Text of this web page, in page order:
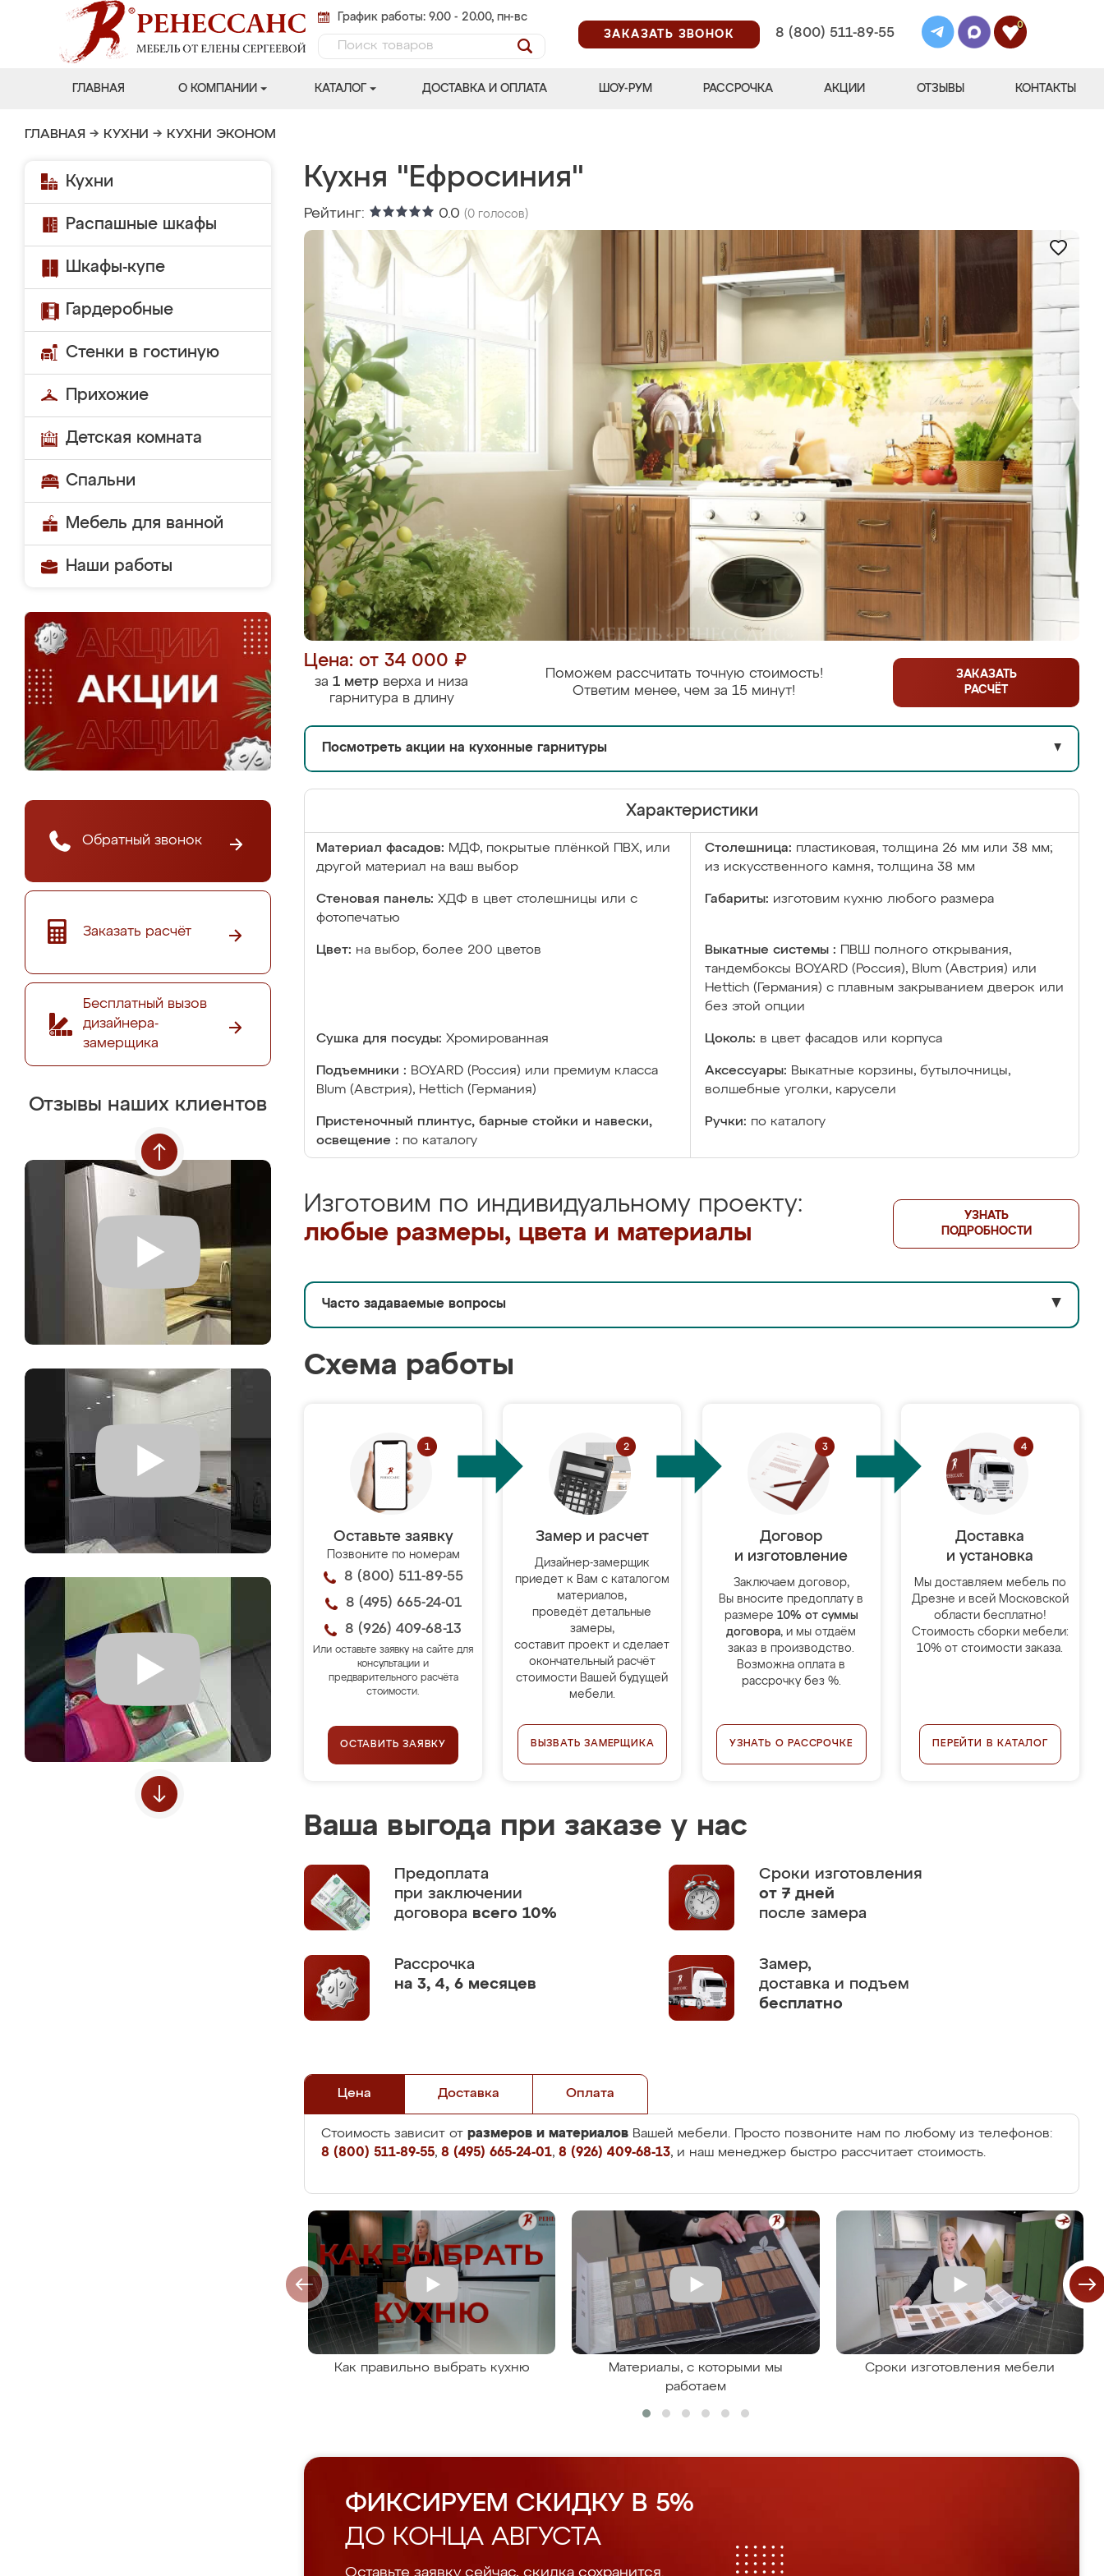
График работы: 9.00 - 20.00, пн-вс
ЗАКАЗАТЬ ЗВОНОК
8 (800) 511-89-55
0
ГЛАВНАЯ О КОМПАНИИ КАТАЛОГ ДОСТАВКА И ОПЛАТА ШОУ-РУМ РАССРОЧКА АКЦИИ ОТЗЫВЫ КОНТАКТЫ
ГЛАВНАЯ → КУХНИ → КУХНИ ЭКОНОМ
Кухни
Распашные шкафы
Шкафы-купе
Гардеробные
Стенки в гостиную
Прихожие
Детская комната
Спальни
Мебель для ванной
Наши работы
Обратный звонок
Заказать расчёт
Бесплатный вызов
дизайнера-
замерщика
Отзывы наших клиентов
Кухня "Ефросиния"
Рейтинг: 0.0 (0 голосов)
Цена: от 34 000 ₽
за 1 метр верха и низа
гарнитура в длину
Поможем рассчитать точную стоимость!
Ответим менее, чем за 15 минут!
ЗАКАЗАТЬ
РАСЧЁТ
Посмотреть акции на кухонные гарнитуры ▼
Характеристики
Материал фасадов: МДФ, покрытые плёнкой ПВХ, или
другой материал на ваш выбор
Столешница: пластиковая, толщина 26 мм или 38 мм;
из искусственного камня, толщина 38 мм
Стеновая панель: ХДФ в цвет столешницы или с
фотопечатью
Габариты: изготовим кухню любого размера
Цвет: на выбор, более 200 цветов Выкатные системы :
ПВШ полного открывания,
тандембоксы BOYARD (Россия), Blum (Австрия) или
Hettich (Германия) с плавным закрыванием дверок или
без этой опции
Сушка для посуды: Хромированная Цоколь: в цвет фасадов или корпуса
Подъемники : BOYARD (Россия) или премиум класса
Blum (Австрия), Hettich (Германия)
Аксессуары: Выкатные корзины, бутылочницы,
волшебные уголки, карусели
Пристеночный плинтус, барные стойки и навески,
освещение : по каталогу
Ручки: по каталогу
Изготовим по индивидуальному проекту:
любые размеры, цвета и материалы
УЗНАТЬ
ПОДРОБНОСТИ
Часто задаваемые вопросы ▼
Схема работы
Оставьте заявку
Позвоните по номерам
8 (800) 511-89-55
8 (495) 665-24-01
8 (926) 409-68-13
Или оставьте заявку на сайте для
консультации и
предварительного расчёта
стоимости.
ОСТАВИТЬ ЗАЯВКУ
Замер и расчет
Дизайнер-замерщик
приедет к Вам с каталогом
материалов,
проведёт детальные
замеры,
составит проект и сделает
окончательный расчёт
стоимости Вашей будущей
мебели.
ВЫЗВАТЬ ЗАМЕРЩИКА
Договор
и изготовление
Заключаем договор,
Вы вносите предоплату в
размере 10% от суммы
договора, и мы отдаём
заказ в производство.
Возможна оплата в
рассрочку без %.
УЗНАТЬ О РАССРОЧКЕ
Доставка
и установка
Мы доставляем мебель по
Дрезне и всей Московской
области бесплатно!
Стоимость сборки мебели:
10% от стоимости заказа.
ПЕРЕЙТИ В КАТАЛОГ
Ваша выгода при заказе у нас
Предоплата
при заключении
договора всего 10%
Сроки изготовления
от 7 дней
после замера
Рассрочка
на 3, 4, 6 месяцев
Замер,
доставка и подъем
бесплатно
Цена Доставка Оплата
Стоимость зависит от размеров и материалов Вашей мебели. Просто позвоните нам по любому из телефонов:
8 (800) 511-89-55, 8 (495) 665-24-01, 8 (926) 409-68-13, и наш менеджер быстро рассчитает стоимость.
Как правильно выбрать кухню
Материалы, с которыми мы
работаем
Сроки изготовления мебели
ФИКСИРУЕМ СКИДКУ В 5%
ДО КОНЦА АВГУСТА
Оставьте заявку сейчас, скидка сохранится.